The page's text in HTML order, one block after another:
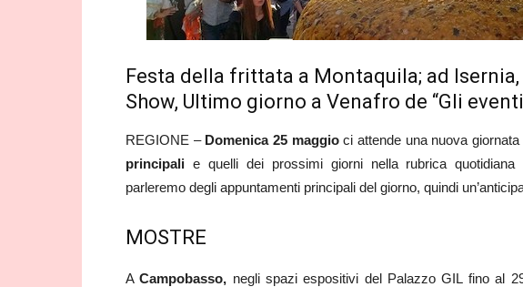
Festa della frittata a Montaquila; ad
Show, Ultimo giorno a Venafro de “Gli
REGIONE –Domenica 25 maggioci attende una nuova
principali e quelli dei prossimi giorni nella rubrica
parleremo degli appuntamenti principali del giorno, quindi
MOSTRE
ACampobasso, negli spazi espositivi del Palazzo GIL fino al